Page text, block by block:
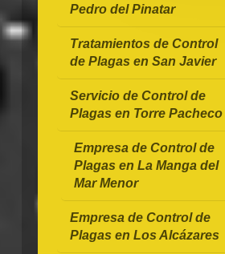
Pedro del Pinatar
Tratamientos de Control
de Plagas en San Javier
Servicio de Control de
Plagas en Torre Pacheco
Empresa de Control de
Plagas en La Manga del
Mar Menor
Empresa de Control de
Plagas en Los Alcázares